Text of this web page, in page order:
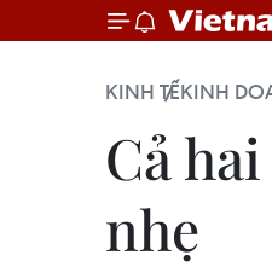
KINH TẾKINH
Cả
nhẹ